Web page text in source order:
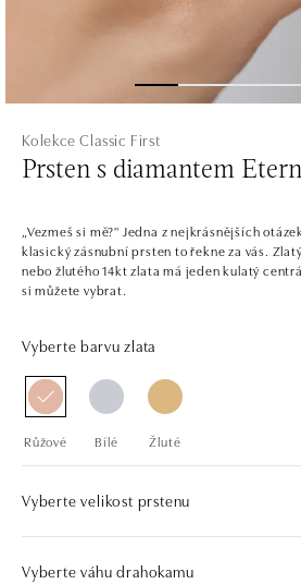
Kolekce Classic First
Prsten s diamantem
„Vezmeš si mě?" Jedna z nejkrásnějších
klasický zásnubní prsten to řekne za vás.
nebo žlutého 14kt zlata má jeden kulatý
si můžete vybrat.
Vyberte barvu zlata
Růžové Bílé Žluté
Vyberte velikost prstenu
Vyberte váhu drahokamu